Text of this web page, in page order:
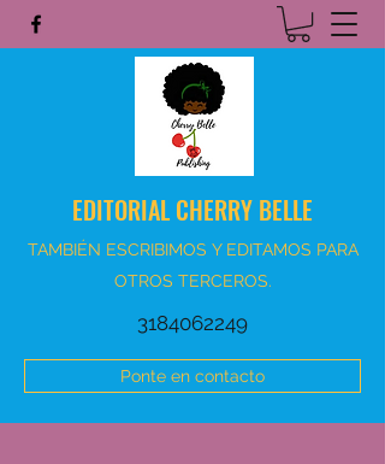
EDITORIAL CHERRY BELLE
TAMBIÉN ESCRIBIMOS Y EDITAMOS PARA
OTROS TERCEROS.
3184062249
Ponte en contacto